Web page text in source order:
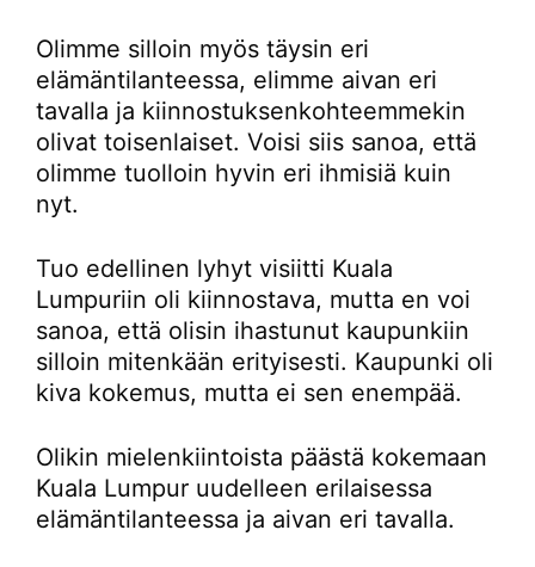
Olimme silloin myös täysin eri
elämäntilanteessa, elimme aivan eri
tavalla ja kiinnostuksenkohteemmekin
olivat toisenlaiset. Voisi siis sanoa, että
olimme tuolloin hyvin eri ihmisiä kuin
nyt.
Tuo edellinen lyhyt visiitti Kuala
Lumpuriin oli kiinnostava, mutta en voi
sanoa, että olisin ihastunut kaupunkiin
silloin mitenkään erityisesti. Kaupunki oli
kiva kokemus, mutta ei sen enempää.
Olikin mielenkiintoista päästä kokemaan
Kuala Lumpur uudelleen erilaisessa
elämäntilanteessa ja aivan eri tavalla.